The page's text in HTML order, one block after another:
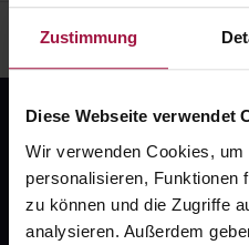
Zustimmung
Diese Webseite verwendet
Wir verwenden Cookies,
personalisieren, Funktionen
zu können und die Zugriffe
analysieren. Außerdem